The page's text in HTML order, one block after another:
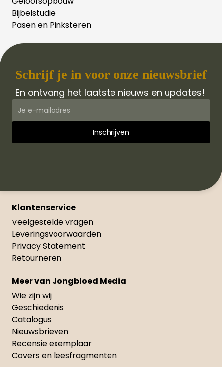
Bijbelstudie
Pasen en Pinksteren
Schrijf je in voor onze nieuwsbrief
En ontvang het laatste nieuws en updates!
Klantenservice
Veelgestelde vragen
Leveringsvoorwaarden
Privacy Statement
Retourneren
Meer van Jongbloed Media
Wie zijn wij
Geschiedenis
Catalogus
Nieuwsbrieven
Recensie exemplaar
Covers en leesfragmenten